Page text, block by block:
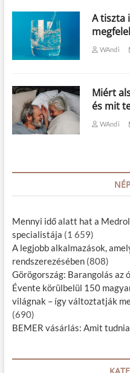
A tiszta
WAndi
Miért
és mit
WAndi
Mennyi idő alatt hat a
specialistája (1 659)
A legjobb alkalmazások,
rendszerezésében (808)
Görögország: Barangolás az
Évente körülbelül 150
világnak – így változtatják
(690)
BEMER vásárlás: Amit